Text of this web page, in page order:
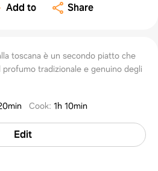
Add to Share
toscana è un secondo piatto che
tradizionale e genuino degli
Cook:1h 10min
Edit